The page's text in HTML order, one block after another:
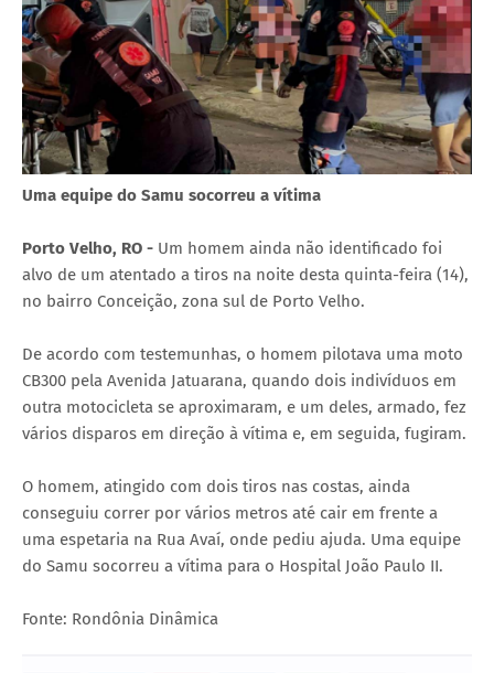
Uma equipe do Samu socorreu a vítima
Porto Velho, RO - Um homem ainda não identificado foi
alvo de um atentado a tiros na noite desta quinta-feira (14),
no bairro Conceição, zona sul de Porto Velho.
De acordo com testemunhas, o homem pilotava uma moto
CB300 pela Avenida Jatuarana, quando dois indivíduos em
outra motocicleta se aproximaram, e um deles, armado, fez
vários disparos em direção à vítima e, em seguida, fugiram.
O homem, atingido com dois tiros nas costas, ainda
conseguiu correr por vários metros até cair em frente a
uma espetaria na Rua Avaí, onde pediu ajuda. Uma equipe
do Samu socorreu a vítima para o Hospital João Paulo II.
Fonte: Rondônia Dinâmica